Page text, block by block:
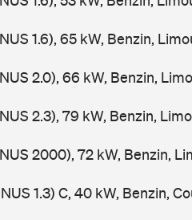
1.6), 65 kW, Benzin,
2.0), 66 kW, Benzin,
2.3), 79 kW, Benzin,
2000), 72 kW, Benzin,
1.3) C, 40 kW, Benzin,